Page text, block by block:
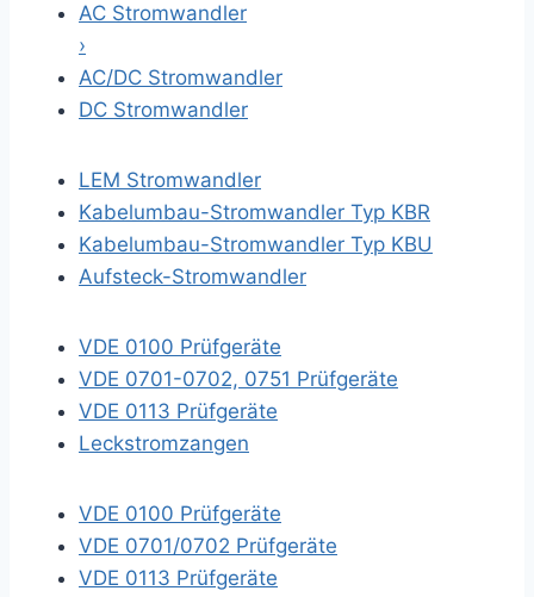
AC Stromwandler
›
AC/DC Stromwandler
DC Stromwandler
LEM Stromwandler
Kabelumbau-Stromwandler Typ KBR
Kabelumbau-Stromwandler Typ KBU
Aufsteck-Stromwandler
VDE 0100 Prüfgeräte
VDE 0701-0702, 0751 Prüfgeräte
VDE 0113 Prüfgeräte
Leckstromzangen
VDE 0100 Prüfgeräte
VDE 0701/0702 Prüfgeräte
VDE 0113 Prüfgeräte